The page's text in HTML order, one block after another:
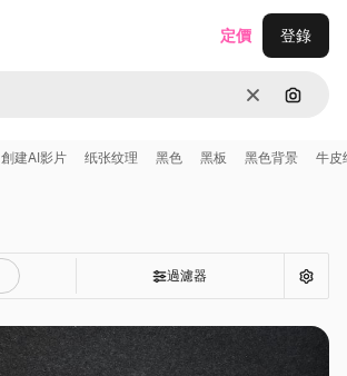
清除 通過圖
定價 登錄
創建AI影片 纸张纹理 黑色 黑板 黑色背景 牛皮
過濾器